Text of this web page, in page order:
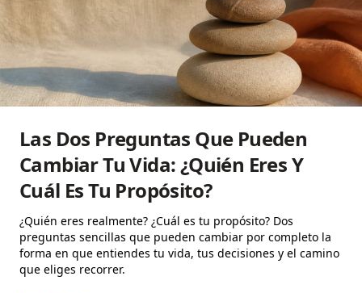
Las Dos Preguntas Que Pueden
Cambiar Tu Vida: ¿Quién Eres Y
Cuál Es Tu Propósito?
¿Quién eres realmente? ¿Cuál es tu propósito? Dos
preguntas sencillas que pueden cambiar por completo la
forma en que entiendes tu vida, tus decisiones y el camino
que eliges recorrer.